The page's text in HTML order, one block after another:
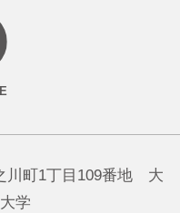
川町1丁目109番地 大
学